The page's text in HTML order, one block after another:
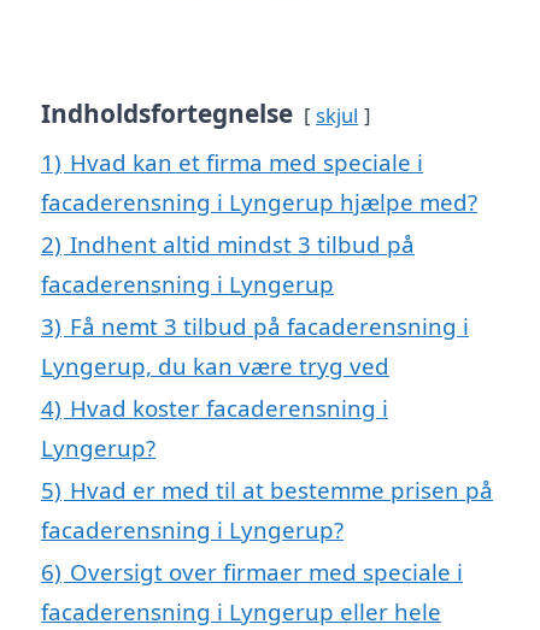
Indholdsfortegnelse skjul
1) Hvad kan et firma med speciale i
facaderensning i Lyngerup hjælpe med?
2) Indhent altid mindst 3 tilbud på
facaderensning i Lyngerup
3) Få nemt 3 tilbud på facaderensning i
Lyngerup, du kan være tryg ved
4) Hvad koster facaderensning i
Lyngerup?
5) Hvad er med til at bestemme prisen på
facaderensning i Lyngerup?
6) Oversigt over firmaer med speciale i
facaderensning i Lyngerup eller hele